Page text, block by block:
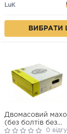
LuK
ВИБРАТИ
Двомасовий
(без болтів без
направляючого
0